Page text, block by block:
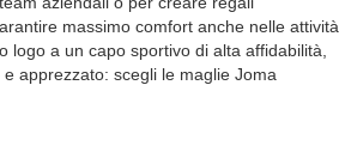
massimo comfort anche nelle attività
a un capo sportivo di alta affidabilità,
apprezzato: scegli le maglie Joma